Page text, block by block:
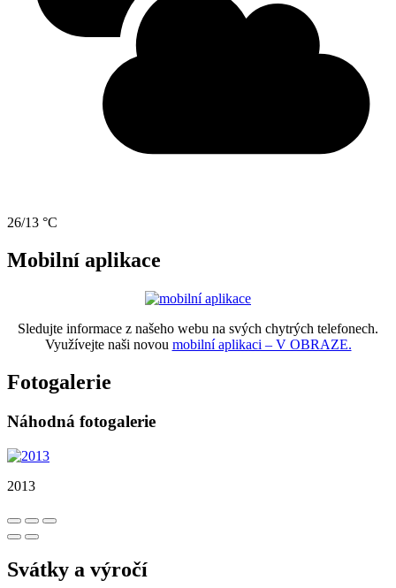
26/13 °C
Mobilní aplikace
Sledujte informace z našeho webu na svých chytrých telefonech.
Využívejte naši novou mobilní aplikaci – V OBRAZE.
Fotogalerie
Náhodná fotogalerie
2013
Svátky a výročí